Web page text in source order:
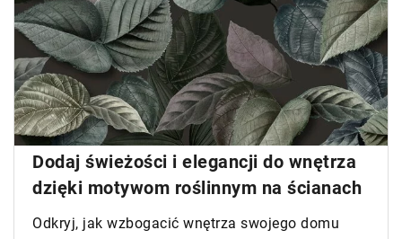
Dodaj świeżości i elegancji do wnętrza
dzięki motywom roślinnym na ścianach
Odkryj, jak wzbogacić wnętrza swojego domu